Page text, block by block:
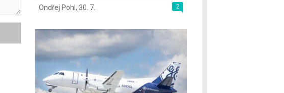
2
Ondřej Pohl, 30. 7.